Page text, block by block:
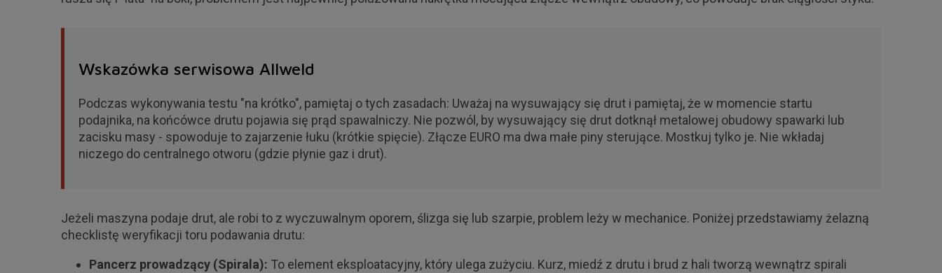
Wskazówka serwisowa Allweld
Podczas wykonywania testu "na krótko", pamiętaj o tych zasadach: Uważaj na wysuwający się drut i pamiętaj, że w momencie startu
podajnika, na końcówce drutu pojawia się prąd spawalniczy. Nie pozwól, by wysuwający się drut dotknął metalowej obudowy spawarki lub
zacisku masy - spowoduje to zajarzenie łuku (krótkie spięcie). Złącze EURO ma dwa małe piny sterujące. Mostkuj tylko je. Nie wkładaj
niczego do centralnego otworu (gdzie płynie gaz i drut).
Jeżeli maszyna podaje drut, ale robi to z wyczuwalnym oporem, ślizga się lub szarpie, problem leży w mechanice. Poniżej przedstawiamy żelazną
checklistę weryfikacji toru podawania drutu:
Pancerz prowadzący (Spirala): To element eksploatacyjny, który ulega zużyciu. Kurz, miedź z drutu i brud z hali tworzą wewnątrz spirali